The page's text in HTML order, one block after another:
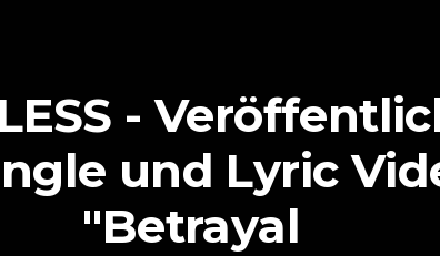
-
und Lyric
"Betrayal